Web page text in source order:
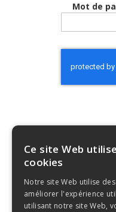
Mot de
Ce site Web
cookies
Notre site Web utilise
améliorer l'expérience
utilisant notre site Web,